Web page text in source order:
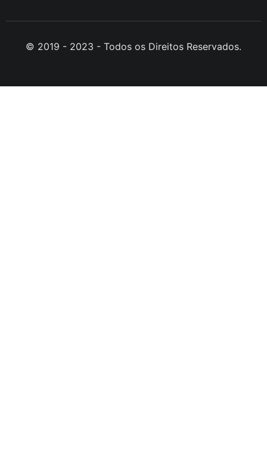
© 2019 - 2023 - Todos os Direitos Reservados.